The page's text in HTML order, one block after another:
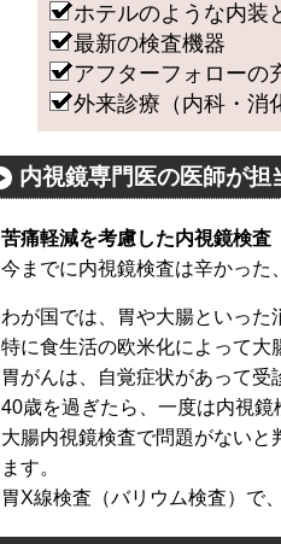
ホテルのような内装
最新の検査機器
アフターフォローの
外来診療（内科・消
内視鏡専門医の医師が担
苦痛軽減を考慮した内視鏡検査
今までに内視鏡検査は辛かった
わが国では、胃や大腸といった
特に食生活の欧米化によって大
胃がんは、自覚症状があって受
40歳を過ぎたら、一度は内視鏡
大腸内視鏡検査で問題がない
ます。
胃X線検査（バリウム検査）で